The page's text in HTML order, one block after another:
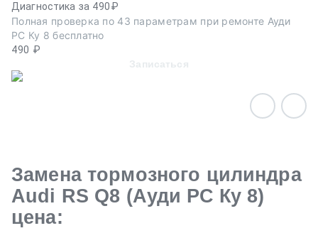
Диагностика за 490₽
Полная проверка по 43 параметрам при ремонте Ауди
РС Ку 8 бесплатно
490 ₽
Записаться
Замена тормозного цилиндра
Audi RS Q8 (Ауди РС Ку 8)
цена: